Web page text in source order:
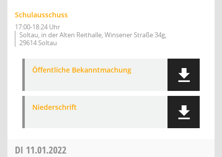
Schulausschuss
17:00-18:24 Uhr
Soltau, in der Alten Reithalle, Winsener Straße 34g,
29614 Soltau
Öffentliche Bekanntmachung
Niederschrift
DI 11.01.2022